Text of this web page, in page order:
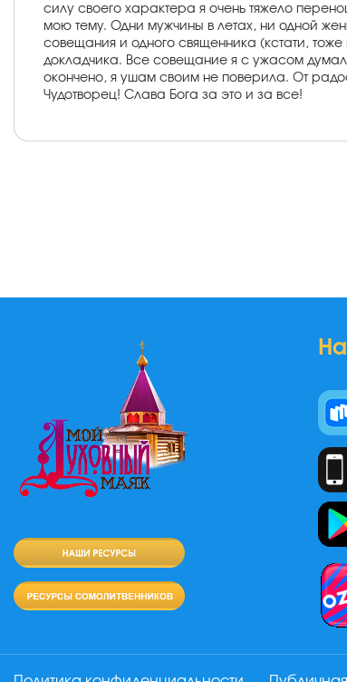
силу своего характера я очень тяжело
мою тему. Одни мужчины в летах, ни одной
совещания и одного священника (кстати,
докладчика. Все совещание я с ужасом
окончено, я ушам своим не поверила. От
Чудотворец! Слава Бога за это и за все!